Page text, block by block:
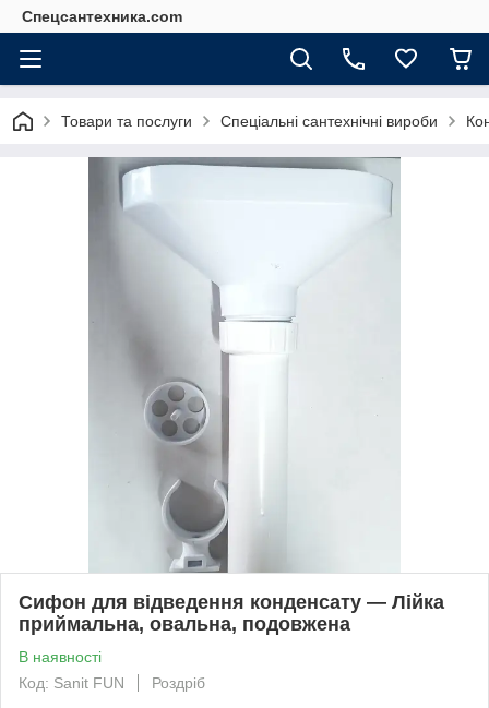
Спецсантехника.com
Товари та послуги Спеціальні сантехнічні вироби
Сифон для відведення конденсату — Лійка
приймальна, овальна, подовжена
В наявності
Код: Sanit FUN
Роздріб